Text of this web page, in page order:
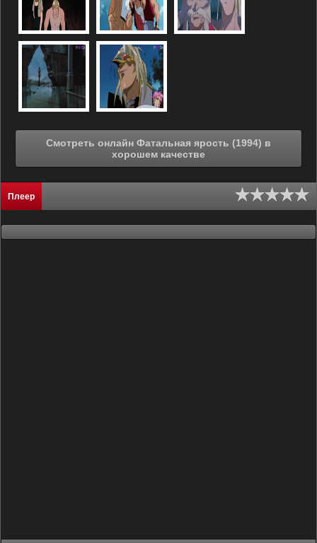
Смотреть онлайн Фатальная ярость (1994) в
хорошем качестве
Плеер